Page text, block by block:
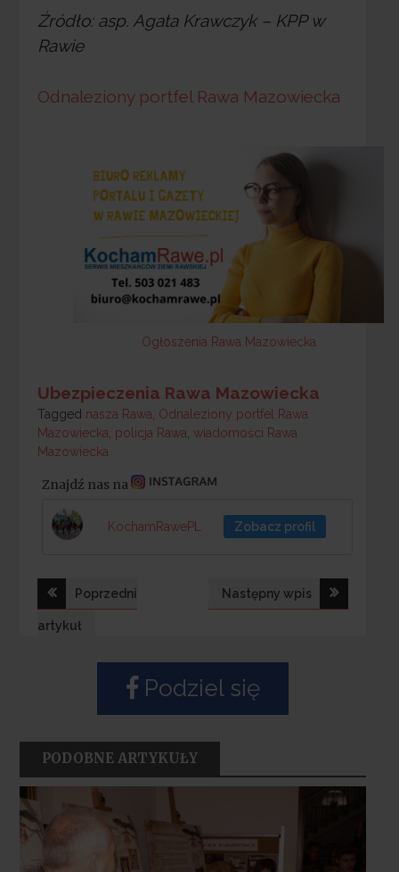
Źródło: asp. Agata Krawczyk – KPP w
Rawie
Odnaleziony portfel Rawa Mazowiecka
Ogłoszenia Rawa Mazowiecka
Ubezpieczenia Rawa Mazowiecka
Tagged
Tagged nasza Rawa Odnaleziony portfel Rawa
Mazowiecka policja Rawa wiadomości Rawa
Mazowiecka
Znajdź nas na
KochamRawePL Zobacz profil
Nawigacja
wpisu
Poprzedni
artykuł
Następny wpis
Podziel się
PODOBNE ARTYKUŁY